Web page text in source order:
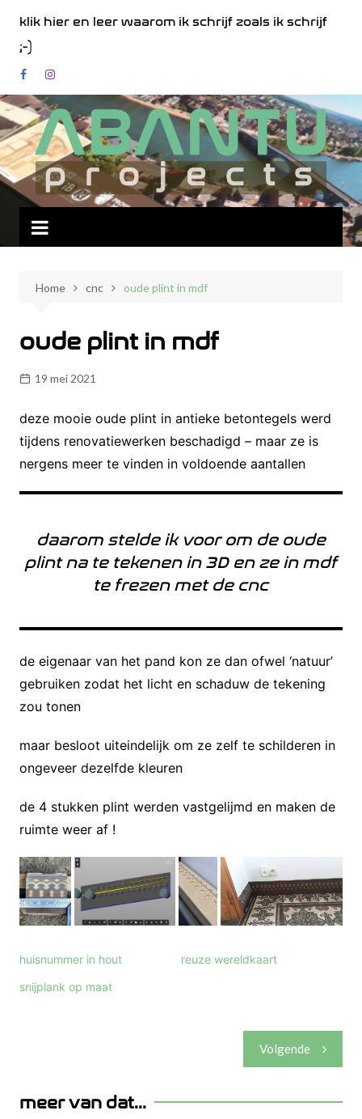
naar
inhoud
klik hier en leer waarom ik schrijf zoals ik schrijf
;-)
Home cnc oude plint in mdf
oude plint in mdf
19 mei 2021
deze mooie oude plint in antieke betontegels werd
tijdens renovatiewerken beschadigd – maar ze is
nergens meer te vinden in voldoende aantallen
daarom stelde ik voor om de oude
plint na te tekenen in 3D en ze in mdf
te frezen met de cnc
de eigenaar van het pand kon ze dan ofwel ‘natuur’
gebruiken zodat het licht en schaduw de tekening
zou tonen
maar besloot uiteindelijk om ze zelf te schilderen in
ongeveer dezelfde kleuren
de 4 stukken plint werden vastgelijmd en maken de
ruimte weer af !
huisnummer in hout
reuze wereldkaart
snijplank op maat
Volgende
meer van dat...